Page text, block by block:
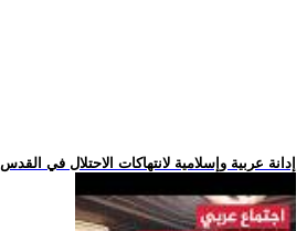
.. إدانة عربية وإسلامية لانتهاكات الاحتلال في القدس